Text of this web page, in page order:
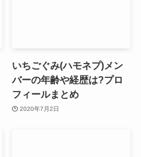
いちごぐみ(ハモネプ)メン
バーの年齢や経歴は?プロ
フィールまとめ
2020年7月2日